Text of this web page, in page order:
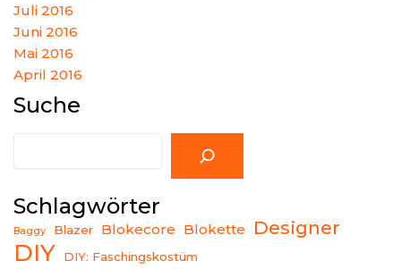
Juli 2016
Juni 2016
Mai 2016
April 2016
Suche
Schlagwörter
Baggy Blazer Blokecore Blokette Designer
DIY
DIY: Faschingskostüm